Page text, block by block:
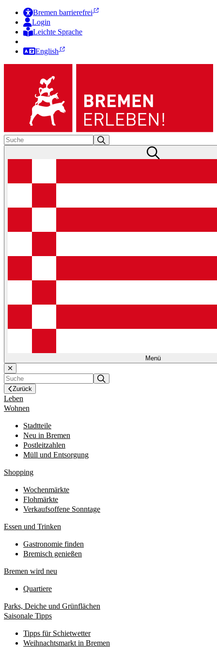
Bremen barrierefrei
Login
Leichte Sprache
English
Menü
Zurück
Leben
Wohnen
Stadtteile
Neu in Bremen
Postleitzahlen
Müll und Entsorgung
Shopping
Wochenmärkte
Flohmärkte
Verkaufsoffene Sonntage
Essen und Trinken
Gastronomie finden
Bremisch genießen
Bremen wird neu
Quartiere
Parks, Deiche und Grünflächen
Saisonale Tipps
Tipps für Schietwetter
Weihnachtsmarkt in Bremen